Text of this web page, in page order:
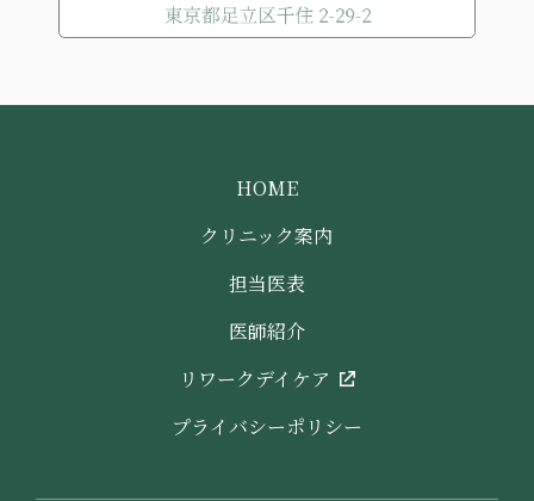
HOME
クリニック案内
担当医表
医師紹介
リワークデイケア
プライバシーポリシー